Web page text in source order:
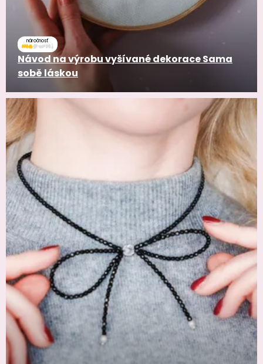
náročnosť
Návod na výrobu vyšívané dekorace Sama
sobě láskou